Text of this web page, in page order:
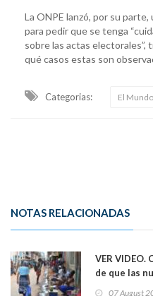
La ONPE lanzó, por su
para pedir que se tenga
sobre las actas electorales”,
qué casos estas son
Categorias: El Mundo
NOTAS RELACIONADAS
VER VIDEO.
de que las
07 August